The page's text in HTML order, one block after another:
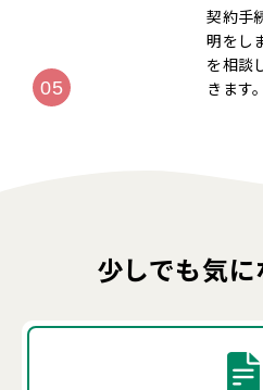
契約手
明をし
を相談
きます。
少しでも気